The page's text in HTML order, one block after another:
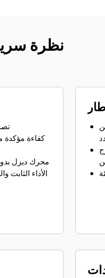
نظرة
كفاءة مؤكدة
محرك ديزل
الأداء الثابت